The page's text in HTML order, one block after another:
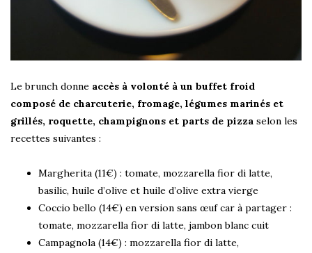
Le brunch donne accès à volonté à un buffet froid
composé de charcuterie, fromage, légumes marinés et
grillés, roquette, champignons et parts de pizza selon les
recettes suivantes :
Margherita (11€) : tomate, mozzarella fior di latte,
basilic, huile d’olive et huile d’olive extra vierge
Coccio bello (14€) en version sans œuf car à partager :
tomate, mozzarella fior di latte, jambon blanc cuit
Campagnola (14€) : mozzarella fior di latte,